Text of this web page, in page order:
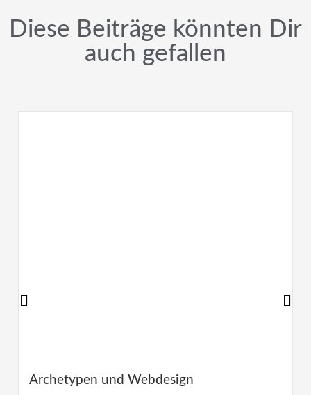
Diese Beiträge könnten Dir
auch gefallen
Archetypen und Webdesign